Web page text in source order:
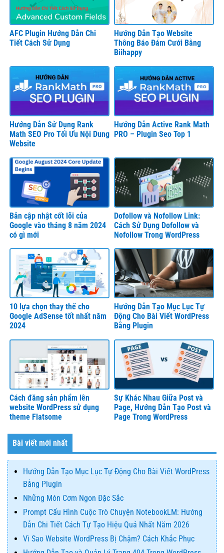
AFC Plugin Hướng Dẫn Chi
Tiết Cách Sử Dụng
Hướng Dẫn Tạo Website
Thông Báo Đám Cưới Bằng
Biihappy
Hướng Dẫn Sử Dụng Rank
Math SEO Pro Tối Ưu Nội Dung
Website
Hướng Dẫn Active Rank Math
PRO – Plugin Seo Top 1
Bản cập nhật cốt lõi của
Google vào tháng 8 năm 2024
có gì mới
Dofollow và Nofollow Link:
Cách Sử Dụng Dofollow và
Nofollow Trong WordPress
10 lựa chọn thay thế cho
Google AdSense tốt nhất năm
2024
Hướng Dẫn Tạo Mục Lục Tự
Động Cho Bài Viết WordPress
Bằng Plugin
Cách đăng sản phẩm lên
website WordPress sử dụng
theme Flatsome
Sự Khác Nhau Giữa Post và
Page, Hướng Dẫn Tạo Post và
Page Trong WordPress
Bài viết mới nhất
Hướng Dẫn Tạo Mục Lục Tự Động Cho Bài Viết WordPress
Bằng Plugin
Những Món Cơm Ngon Đặc Sắc
Prompt Cấu Hình Cuộc Trò Chuyện NotebookLM: Hướng
Dẫn Chi Tiết Cách Tự Tạo Hiệu Quả Nhất Năm 2026
Vì Sao Website WordPress Bị Chậm? Cách Khắc Phục